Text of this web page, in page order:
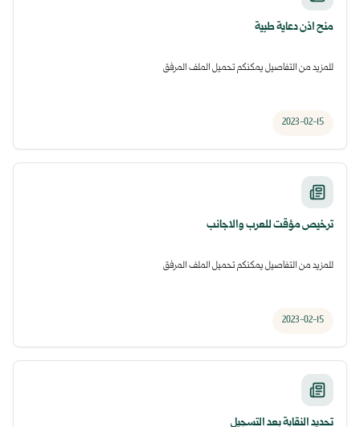
منح اذن دعاية طبية
للمزيد من التفاصيل يمكنكم تحميل الملف المرفق
2023-02-15
ترخيص مؤقت للعرب والاجانب
للمزيد من التفاصيل يمكنكم تحميل الملف المرفق
2023-02-15
تحديد النقابة بعد التسجيل